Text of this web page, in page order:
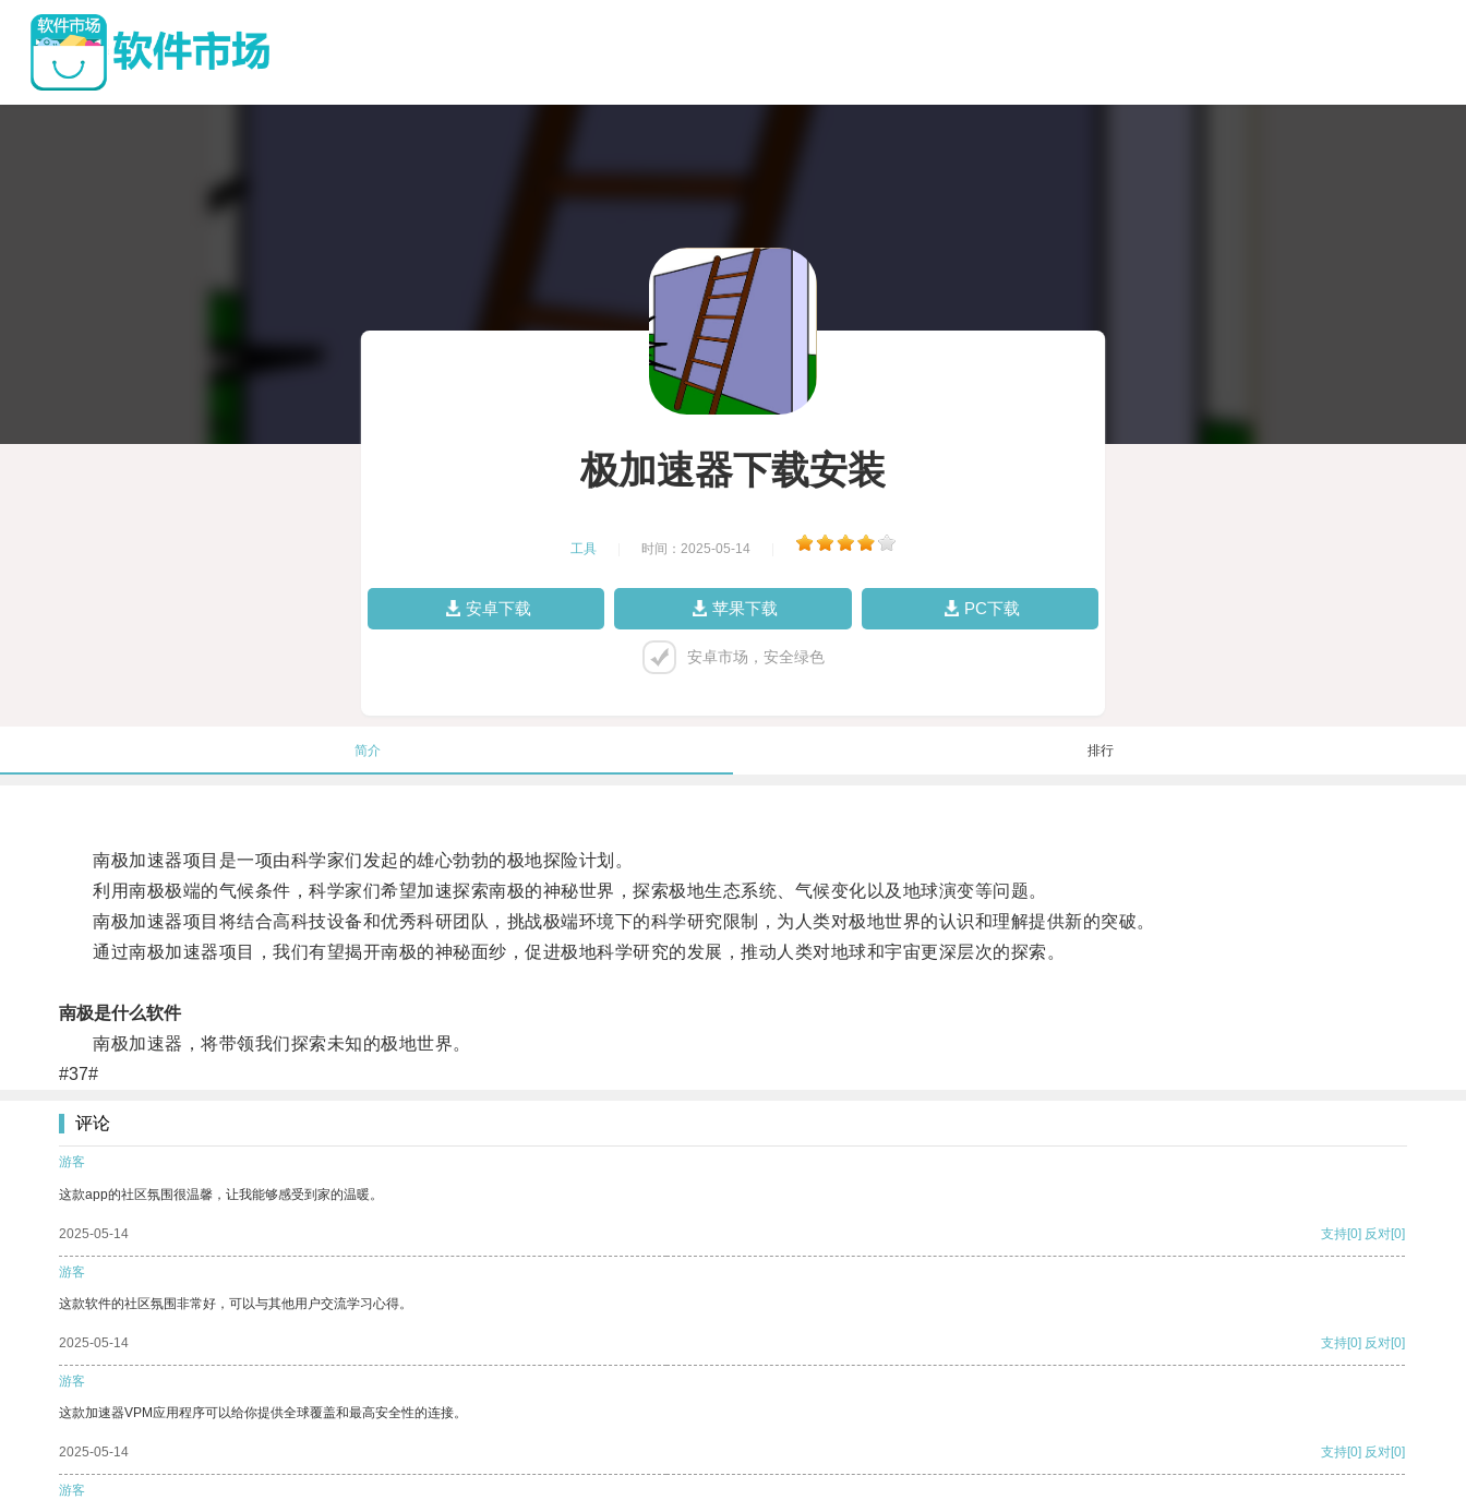
极加速器下载安装
工具 时间：2025-05-14
安卓下载 苹果下载 PC下载
安卓市场，安全绿色
简介 排行
南极加速器项目是一项由科学家们发起的雄心勃勃的极地探险计划。
利用南极极端的气候条件，科学家们希望加速探索南极的神秘世界，探索极地生态系统、气候变化以及地球演变等问题。
南极加速器项目将结合高科技设备和优秀科研团队，挑战极端环境下的科学研究限制，为人类对极地世界的认识和理解提供新的突破。
通过南极加速器项目，我们有望揭开南极的神秘面纱，促进极地科学研究的发展，推动人类对地球和宇宙更深层次的探索。
南极是什么软件
南极加速器，将带领我们探索未知的极地世界。
#37#
评论
游客
这款app的社区氛围很温馨，让我能够感受到家的温暖。
2025-05-14 支持[0] 反对[0]
游客
这款软件的社区氛围非常好，可以与其他用户交流学习心得。
2025-05-14 支持[0] 反对[0]
游客
这款加速器VPM应用程序可以给你提供全球覆盖和最高安全性的连接。
2025-05-14 支持[0] 反对[0]
游客